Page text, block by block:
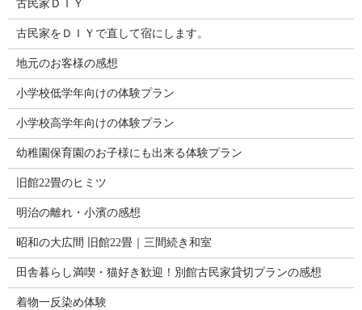
古民家ＤＩＹ
古民家をＤＩＹで直して宿にします。
地元のお客様の感想
小学校低学年向けの体験プラン
小学校高学年向けの体験プラン
幼稚園保育園のお子様にも出来る体験プラン
旧館22畳のヒミツ
明治の離れ・小濱の感想
昭和の大広間 旧館22畳｜三間続き和室
田舎暮らし満喫・猫好き歓迎！別館古民家貸切プランの感想
着物一反染め体験